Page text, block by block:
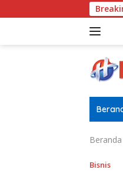
ke
Terbaru Di Pusdokkes
Beranda
Bisnis